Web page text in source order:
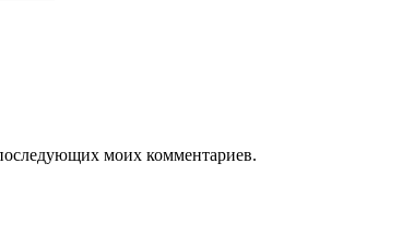
моих комментариев.